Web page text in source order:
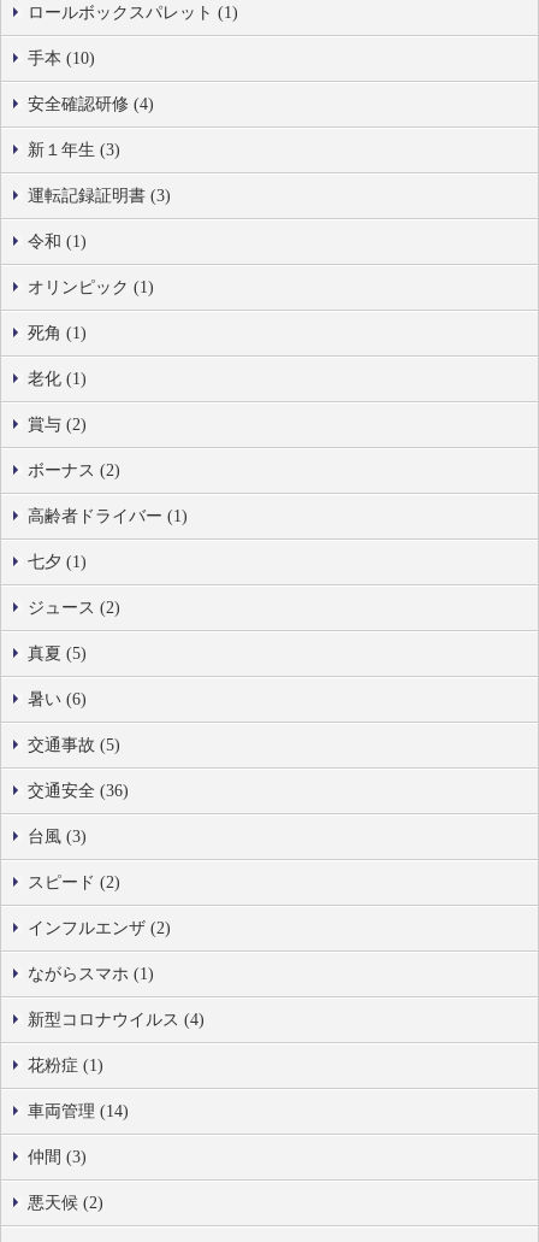
ロールボックスパレット (1)
手本 (10)
安全確認研修 (4)
新１年生 (3)
運転記録証明書 (3)
令和 (1)
オリンピック (1)
死角 (1)
老化 (1)
賞与 (2)
ボーナス (2)
高齢者ドライバー (1)
七夕 (1)
ジュース (2)
真夏 (5)
暑い (6)
交通事故 (5)
交通安全 (36)
台風 (3)
スピード (2)
インフルエンザ (2)
ながらスマホ (1)
新型コロナウイルス (4)
花粉症 (1)
車両管理 (14)
仲間 (3)
悪天候 (2)